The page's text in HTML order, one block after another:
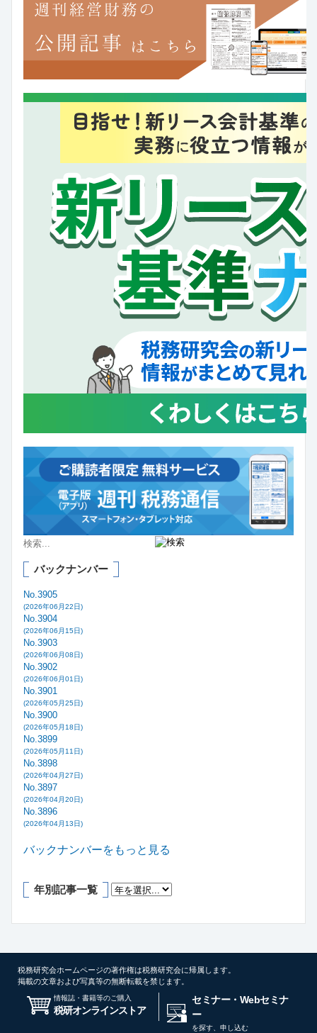
バックナンバー
No.3905
(2026年06月22日)
No.3904
(2026年06月15日)
No.3903
(2026年06月08日)
No.3902
(2026年06月01日)
No.3901
(2026年05月25日)
No.3900
(2026年05月18日)
No.3899
(2026年05月11日)
No.3898
(2026年04月27日)
No.3897
(2026年04月20日)
No.3896
(2026年04月13日)
バックナンバーをもっと見る
年別記事一覧
税務研究会ホームページの著作権は税務研究会に帰属します。
掲載の文章および写真等の無断転載を禁じます。
情報誌・書籍等のご購入
税研オンラインストア
セミナー・Webセミナ
ー
を探す、申し込む